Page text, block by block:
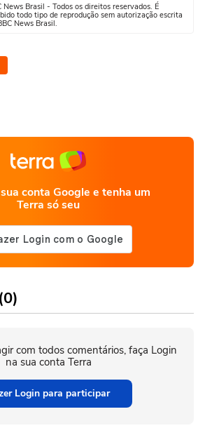
News Brasil - Todos os direitos reservados. É
todo tipo de reprodução sem autorização escrita
News Brasil.
conta Google e tenha um
Terra só seu
com todos comentários, faça Login
na sua conta Terra
Login para participar